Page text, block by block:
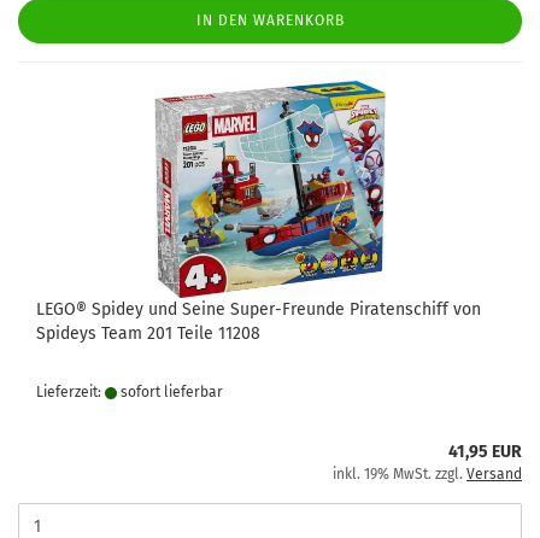
IN DEN WARENKORB
LEGO® Spidey und Seine Super-Freunde Piratenschiff von
Spideys Team 201 Teile 11208
Lieferzeit: sofort lie­fer­bar
41,95 EUR
inkl. 19% MwSt. zzgl. Versand